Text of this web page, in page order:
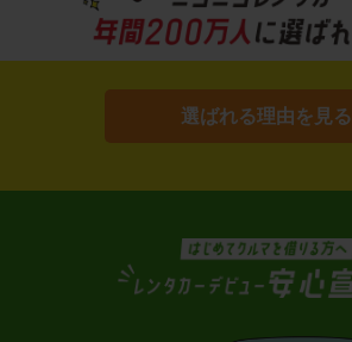
選ばれる理由を見る